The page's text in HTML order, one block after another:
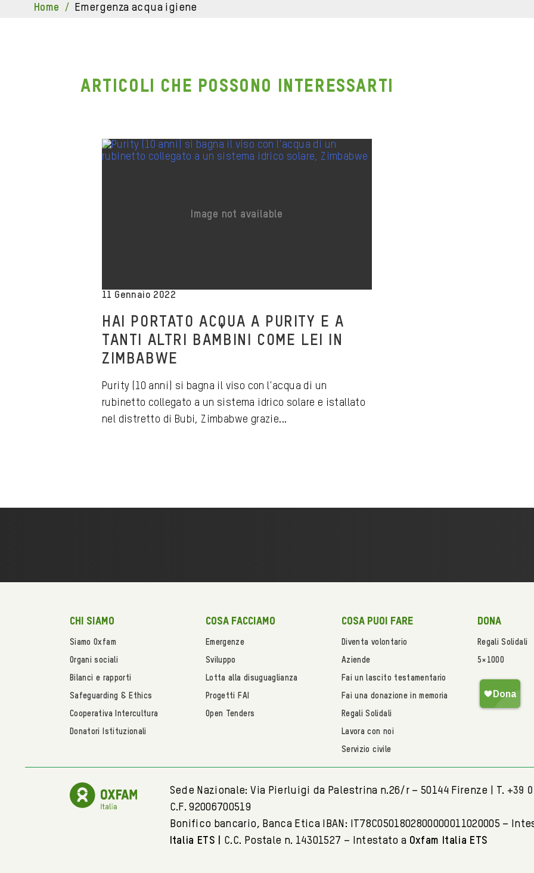
home / emergenza acqua igiene
ARTICOLI CHE POSSONO INTERESSARTI
11 Gennaio 2022
HAI PORTATO ACQUA A PURITY E A
TANTI ALTRI BAMBINI COME LEI IN
ZIMBABWE
Purity (10 anni) si bagna il viso con l'acqua di un
rubinetto collegato a un sistema idrico solare e istallato
nel distretto di Bubi, Zimbabwe grazie...
Chi siamo
Siamo Oxfam
Organi sociali
Bilanci e rapporti
Safeguarding & Ethics
Cooperativa Intercultura
Donatori Istituzionali
Cosa facciamo
Emergenze
Sviluppo
Lotta alla disuguaglianza
Progetti FAI
Open Tenders
Cosa puoi fare
Diventa volontario
Aziende
Fai un lascito testamentario
Fai una donazione in memoria
Regali Solidali
Lavora con noi
Servizio civile
Dona
Regali Solidali
5×1000
Sede Nazionale: Via Pierluigi da Palestrina n.26/r – 50144 Firenze | T. +39
C.F. 92006700519
Bonifico bancario, Banca Etica IBAN: IT78C0501802800000011020005 –
Italia ETS | C.C. Postale n. 14301527 – Intestato a Oxfam Italia ETS